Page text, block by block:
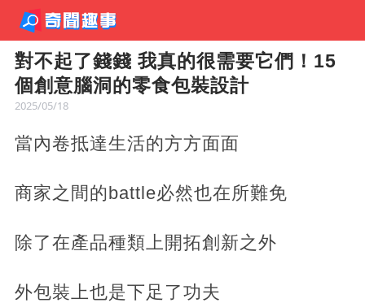
對不起了錢錢 我真的很需要它們！15
個創意腦洞的零食包裝設計
2025/05/18
當內卷抵達生活的方方面面
商家之間的battle必然也在所難免
除了在產品種類上開拓創新之外
外包裝上也是下足了功夫